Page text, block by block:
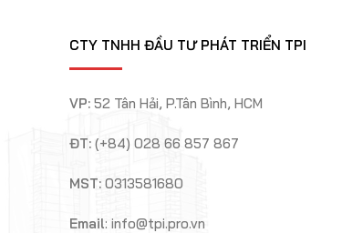
CTY TNHH ĐẦU TƯ PHÁT TRIỂN TPI
VP: 52 Tân Hải, P.Tân Bình, HCM
ĐT: (+84) 028 66 857 867
MST: 0313581680
Email: info@tpi.pro.vn